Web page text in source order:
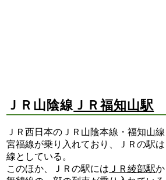
ＪＲ山陰線 ＪＲ福知山駅
ＪＲ西日本のＪＲ山陰本線・福知山
宮福線が乗り入れており、ＪＲの駅
線としている。
このほか、ＪＲの駅には ＪＲ綾部駅